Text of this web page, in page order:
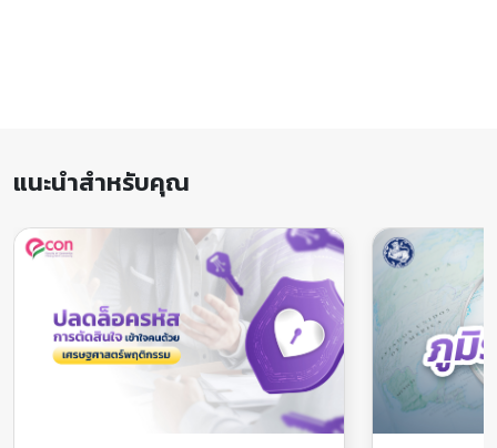
แนะนำสำหรับคุณ